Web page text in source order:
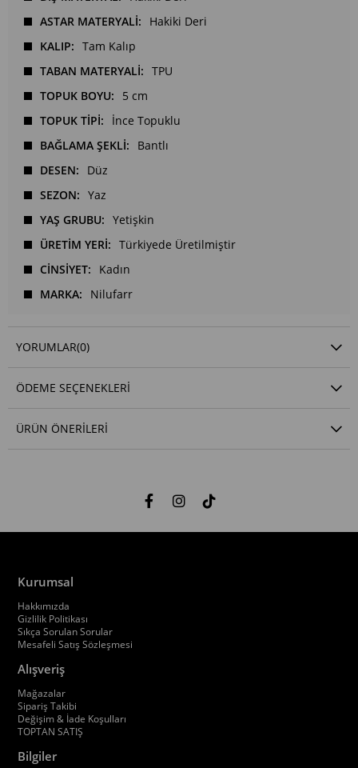
ASTAR MATERYALİ
Hakiki Deri
KALIP
Tam Kalıp
TABAN MATERYALİ
TPU
TOPUK BOYU
5 cm
TOPUK TİPİ
İnce Topuklu
BAĞLAMA ŞEKLİ
Bantlı
DESEN
Düz
SEZON
Yaz
YAŞ GRUBU
Yetişkin
ÜRETİM YERİ
Türkiyede Üretilmiştir
CİNSİYET
Kadın
MARKA
Nilufarr
YORUMLAR(0)
ÖDEME SEÇENEKLERI
ÜRÜN ÖNERILERI
Kurumsal
Hakkımızda
Gizlilik Politikası
Sıkça Sorulan Sorular
Mesafeli Satış Sözleşmesi
Alışveriş
Mağazalar
Sipariş Takibi
Değişim & İade Koşulları
TOPTAN SATIŞ
Bilgiler